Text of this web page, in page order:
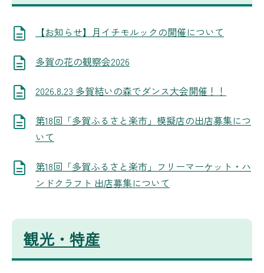
【お知らせ】月イチモルックの開催について
多賀の花の観察会2026
2026.8.23 多賀結いの森でダンス大会開催！！
第18回「多賀ふるさと楽市」模擬店の出店募集につ
いて
第18回「多賀ふるさと楽市」フリーマーケット・ハ
ンドクラフト 出店募集について
観光・特産